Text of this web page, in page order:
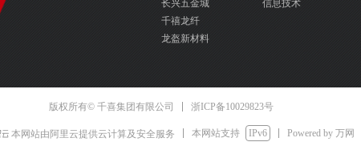
长兴五金城
千禧龙纤
龙盔新材料
信息技术
版权所有© 千喜集团有限公司 浙ICP备10029823号
本网站由阿里云提供云计算及安全服务 本网站支持 IPv6 Powered by 万网